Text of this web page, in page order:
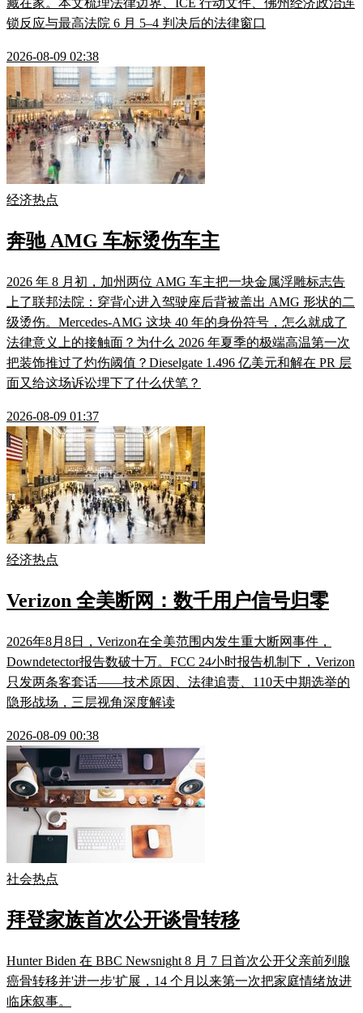
藏在家。本文梳理法律边界、ICE 行动文件、佛州经济政治连
锁反应与最高法院 6 月 5–4 判决后的法律窗口
2026-08-09 02:38
经济热点
奔驰 AMG 车标烫伤车主
2026 年 8 月初，加州两位 AMG 车主把一块金属浮雕标志告
上了联邦法院：穿背心进入驾驶座后背被盖出 AMG 形状的二
级烫伤。Mercedes-AMG 这块 40 年的身份符号，怎么就成了
法律意义上的接触面？为什么 2026 年夏季的极端高温第一次
把装饰推过了灼伤阈值？Dieselgate 1.496 亿美元和解在 PR 层
面又给这场诉讼埋下了什么伏笔？
2026-08-09 01:37
经济热点
Verizon 全美断网：数千用户信号归零
2026年8月8日，Verizon在全美范围内发生重大断网事件，
Downdetector报告数破十万。FCC 24小时报告机制下，Verizon
只发两条客套话——技术原因、法律追责、110天中期选举的
隐形战场，三层视角深度解读
2026-08-09 00:38
社会热点
拜登家族首次公开谈骨转移
Hunter Biden 在 BBC Newsnight 8 月 7 日首次公开父亲前列腺
癌骨转移并'进一步'扩展，14 个月以来第一次把家庭情绪放进
临床叙事。